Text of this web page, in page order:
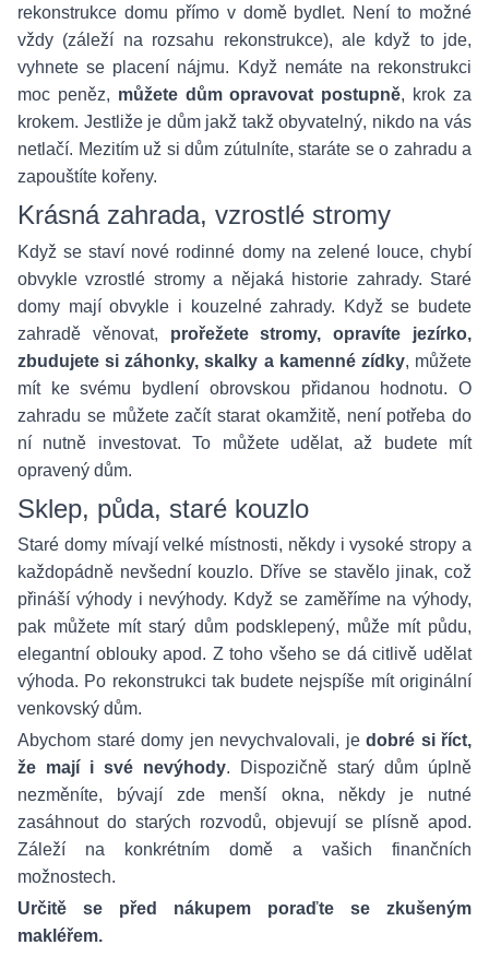
rekonstrukce domu přímo v domě bydlet. Není to možné
vždy (záleží na rozsahu rekonstrukce), ale když to jde,
vyhnete se placení nájmu. Když nemáte na rekonstrukci
moc peněz, můžete dům opravovat postupně, krok za
krokem. Jestliže je dům jakž takž obyvatelný, nikdo na vás
netlačí. Mezitím už si dům zútulníte, staráte se o zahradu a
zapouštíte kořeny.
Krásná zahrada, vzrostlé stromy
Když se staví nové rodinné domy na zelené louce, chybí
obvykle vzrostlé stromy a nějaká historie zahrady. Staré
domy mají obvykle i kouzelné zahrady. Když se budete
zahradě věnovat, prořežete stromy, opravíte jezírko,
zbudujete si záhonky, skalky a kamenné zídky, můžete
mít ke svému bydlení obrovskou přidanou hodnotu. O
zahradu se můžete začít starat okamžitě, není potřeba do
ní nutně investovat. To můžete udělat, až budete mít
opravený dům.
Sklep, půda, staré kouzlo
Staré domy mívají velké místnosti, někdy i vysoké stropy a
každopádně nevšední kouzlo. Dříve se stavělo jinak, což
přináší výhody i nevýhody. Když se zaměříme na výhody,
pak můžete mít starý dům podsklepený, může mít půdu,
elegantní oblouky apod. Z toho všeho se dá citlivě udělat
výhoda. Po rekonstrukci tak budete nejspíše mít originální
venkovský dům.
Abychom staré domy jen nevychvalovali, je dobré si říct,
že mají i své nevýhody. Dispozičně starý dům úplně
nezměníte, bývají zde menší okna, někdy je nutné
zasáhnout do starých rozvodů, objevují se plísně apod.
Záleží na konkrétním domě a vašich finančních
možnostech.
Určitě se před nákupem poraďte se zkušeným
makléřem.